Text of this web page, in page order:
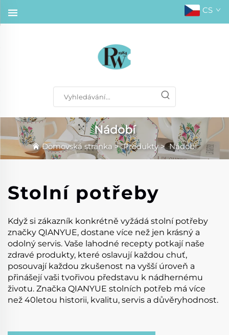
CS
Nádobí
Domovská stránka >Produkty>Nádobí
Stolní potřeby
Když si zákazník konkrétně vyžádá stolní potřeby
značky QIANYUE, dostane více než jen krásný a
odolný servis. Vaše lahodné recepty potkají naše
zdravé produkty, které oslavují každou chuť,
posouvají každou zkušenost na vyšší úroveň a
přinášejí vaši tvořivou představu k nádhernému
životu. Značka QIANYUE stolních potřeb má více
než 40letou historii, kvalitu, servis a důvěryhodnost.